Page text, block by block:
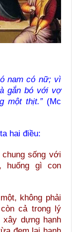
nam có nữ; vì
gắn bó với vợ
một thịt.”(Mc
hai điều:
sống với
huống gì con
không phải
cả trong lý
dựng hạnh